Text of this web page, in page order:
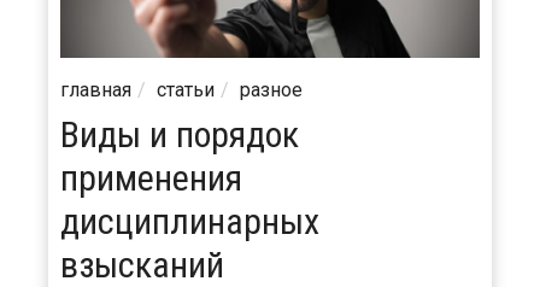
главная статьи разное
Виды и порядок
применения
дисциплинарных
взысканий